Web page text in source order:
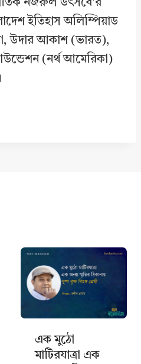
নজরুল উৎসবে’র
ইতিহাস অলিম্পিয়াড
উদার আকাশ (ভারত),
(নর্থ আমেরিকা)
এক মুঠো
মাটিরযাত্রা এক